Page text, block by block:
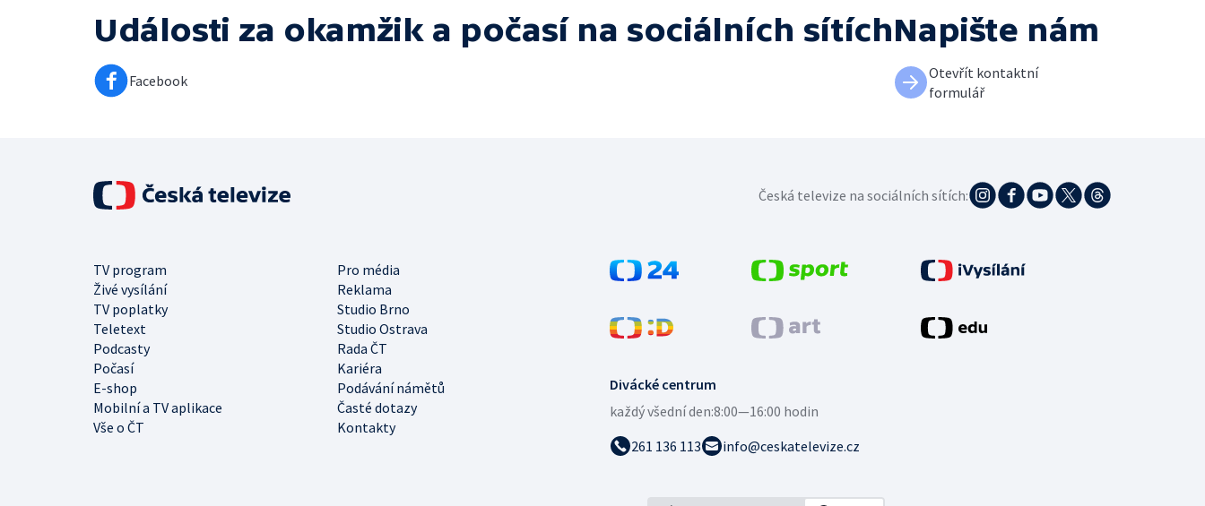
Události za okamžik a počasí na sociálních sítích
Facebook
Napište nám
Otevřít kontaktní
formulář
Divácké centrum
každý všední den:8:00—16:00 hodin
261 136 113
info@ceskatelevize.cz
TV program
Pro média
Živé vysílání
Reklama
TV poplatky
Studio Brno
Teletext
Studio Ostrava
Podcasty
Rada ČT
Počasí
Kariéra
E-shop
Podávání námětů
Mobilní a TV aplikace
Časté dotazy
Vše o ČT
Kontakty
Česká televize na sociálních sítích: